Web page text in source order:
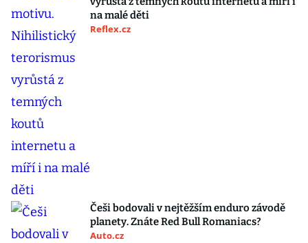
na malé děti
Reflex.cz
Češi bodovali v nejtěžším enduro závodě
planety. Znáte Red Bull Romaniacs?
Auto.cz